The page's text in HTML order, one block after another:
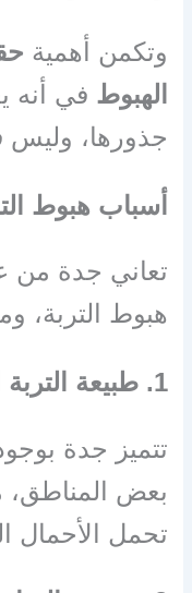
وتكمن أهمية
الهبوط في أنه
جذورها، وليس
أسباب هبوط
تعاني جدة من
هبوط التربة،
1. طبيعة التربة الرملية
تتميز جدة
بعض المناطق،
تحمل الأحمال